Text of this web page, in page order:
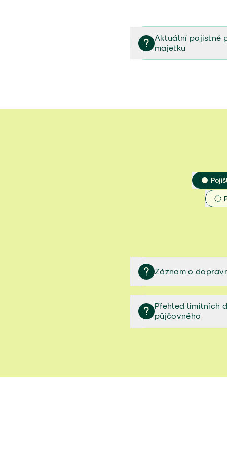
Aktuální pojistné
majetku
Záznam o
Záznam o dopravní
Přehled limitních
půjčovného